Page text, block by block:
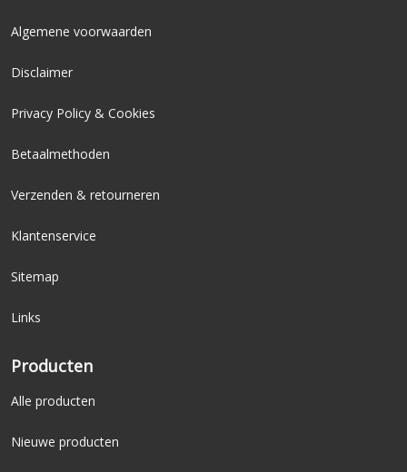
Algemene voorwaarden
Disclaimer
Privacy Policy & Cookies
Betaalmethoden
Verzenden & retourneren
Klantenservice
Sitemap
Links
Producten
Alle producten
Nieuwe producten